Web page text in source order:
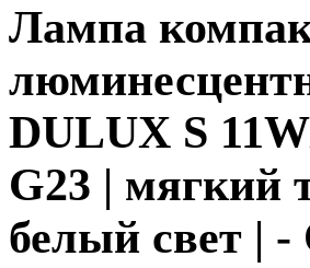
Лампа
DULUX S
G23 | мягкий
белый свет |